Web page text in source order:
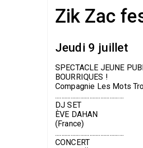
Zik Zac
Jeudi 9 juillet
SPECTACLE JEUNE
BOURRIQUES !
Compagnie Les Mots
............................................
DJ SET
ÈVE DAHAN
(France)
............................................
CONCERT